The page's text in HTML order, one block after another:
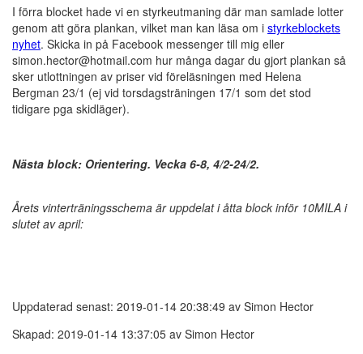
I förra blocket hade vi en styrkeutmaning där man samlade lotter
genom att göra plankan, vilket man kan läsa om i styrkeblockets
nyhet. Skicka in på Facebook messenger till mig eller
simon.hector@hotmail.com hur många dagar du gjort plankan så
sker utlottningen av priser vid föreläsningen med Helena
Bergman 23/1 (ej vid torsdagsträningen 17/1 som det stod
tidigare pga skidläger).
Nästa block: Orientering. Vecka 6-8, 4/2-24/2.
Årets vinterträningsschema är uppdelat i åtta block inför 10MILA i
slutet av april:
Uppdaterad senast: 2019-01-14 20:38:49 av Simon Hector
Skapad: 2019-01-14 13:37:05 av Simon Hector